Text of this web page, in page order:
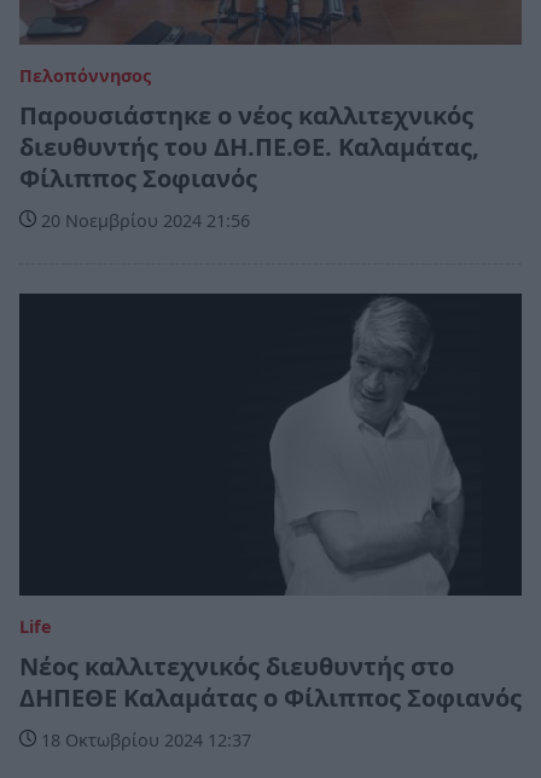
Πελοπόννησος
Παρουσιάστηκε ο νέος καλλιτεχνικός
διευθυντής του ΔΗ.ΠΕ.ΘΕ. Καλαμάτας,
Φίλιππος Σοφιανός
20 Νοεμβρίου 2024 21:56
Life
Νέος καλλιτεχνικός διευθυντής στο
ΔΗΠΕΘΕ Καλαμάτας ο Φίλιππος Σοφιανός
18 Οκτωβρίου 2024 12:37